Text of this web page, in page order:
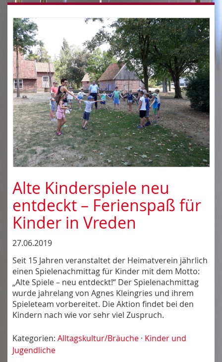
Alte Kinderspiele neu
entdeckt – Ferienspaß für
Kinder in Vreden
27.06.2019
Seit 15 Jahren veranstaltet der Heimatverein jährlich
einen Spielenachmittag für Kinder mit dem Motto:
„Alte Spiele – neu entdeckt!“ Der Spielenachmittag
wurde jahrelang von Agnes Kleingries und ihrem
Spieleteam vorbereitet. Die Aktion findet bei den
Kindern nach wie vor sehr viel Zuspruch.
Kategorien: Alltagskultur/Bräuche · Kinder und
Jugendliche